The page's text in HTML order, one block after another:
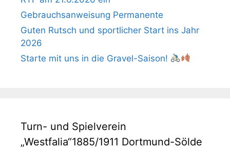
Gebrauchsanweisung Permanente
Guten Rutsch und sportlicher Start ins Jahr
2026
Starte mit uns in die Gravel-Saison!
Turn- und Spielverein
„Westfalia“1885/1911 Dortmund-Sölde